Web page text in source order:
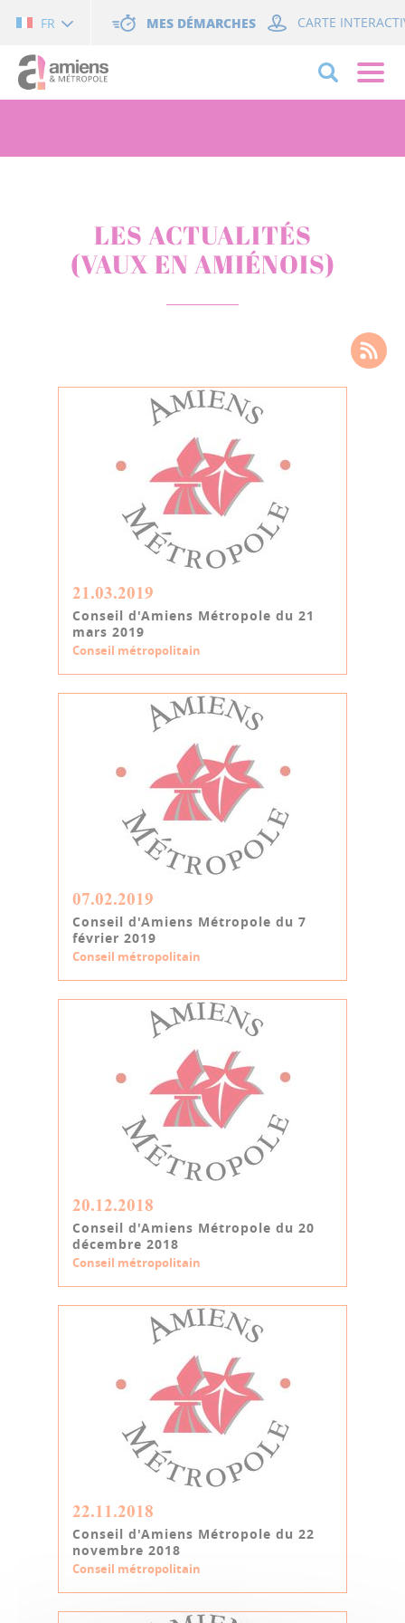
FR MES DÉMARCHES CARTE
LES ACTUALITÉS
(VAUX EN AMIÉNOIS)
21.03.2019
Conseil d'Amiens Métropole du 21
mars 2019
Conseil métropolitain
07.02.2019
Conseil d'Amiens Métropole du 7
février 2019
Conseil métropolitain
20.12.2018
Conseil d'Amiens Métropole du 20
décembre 2018
Conseil métropolitain
22.11.2018
Conseil d'Amiens Métropole du 22
novembre 2018
Conseil métropolitain